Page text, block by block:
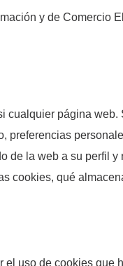
y de Comercio
página
la web a su perfil
cookies, qué
uso de cookies que